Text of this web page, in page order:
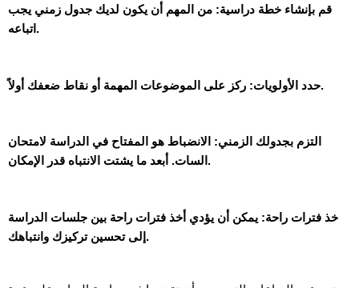
قم بإنشاء خطة دراسية: من المهم أن يكون لديك جدول زمني يجب
اتباعه.
حدد الأولويات: ركز على الموضوعات المهمة أو نقاط ضعفك أولاً.
التزم بجدولك الزمني: الانضباط هو المفتاح في الدراسة لامتحان
السات. أبعد ما يشتت الانتباه قدر الإمكان.
خذ فترات راحة: يمكن أن يؤدي أخذ فترات راحة بين جلسات الدراسة
إلى تحسين تركيزك وانتباهك.